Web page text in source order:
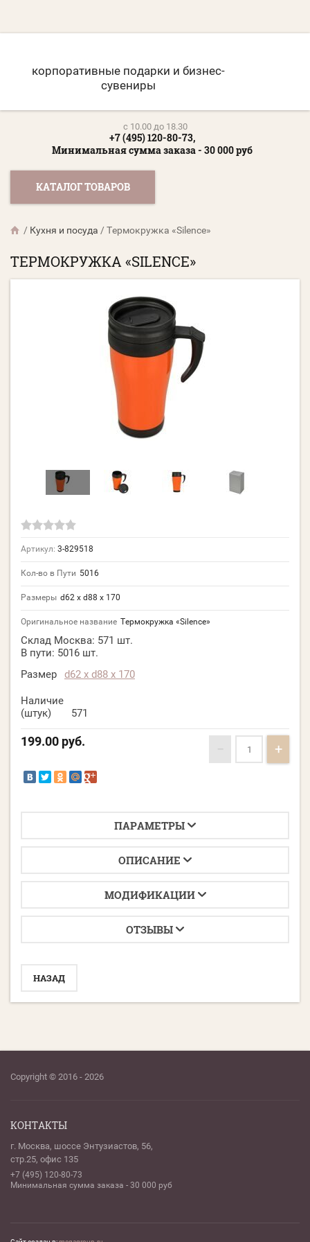
корпоративные подарки и бизнес-
сувениры
c 10.00 до 18.30
+7 (495) 120-80-73,
Минимальная сумма заказа - 30 000 руб
КАТАЛОГ ТОВАРОВ
/ Кухня и посуда /Термокружка «Silence»
ТЕРМОКРУЖКА «SILENCE»
Артикул: 3-829518
Кол-во в Пути 5016
Размеры d62 х d88 х 170
Оригинальное название Термокружка «Silence»
Склад Москва: 571 шт.
В пути: 5016 шт.
Размер
d62 х d88 х 170
Наличие
(штук)
571
199.00 руб. − +
ПАРАМЕТРЫ
ОПИСАНИЕ
МОДИФИКАЦИИ
ОТЗЫВЫ
НАЗАД
Copyright © 2016 - 2026
КОНТАКТЫ
г. Москва, шоссе Энтузиастов, 56,
стр.25, офис 135
+7 (495) 120-80-73
Минимальная сумма заказа - 30 000 руб